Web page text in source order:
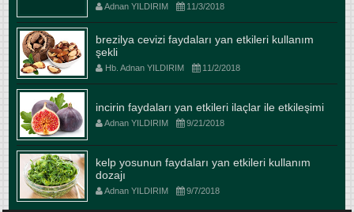
Adnan YILDIRIM 11/3/2018
brezilya cevizi faydaları yan etkileri kullanım
şekli
Hb. Adnan YILDIRIM 11/2/2018
incirin faydaları yan etkileri ilaçlar ile etkileşimi
Adnan YILDIRIM 9/21/2018
kelp yosunun faydaları yan etkileri kullanım
dozajı
Adnan YILDIRIM 9/7/2018